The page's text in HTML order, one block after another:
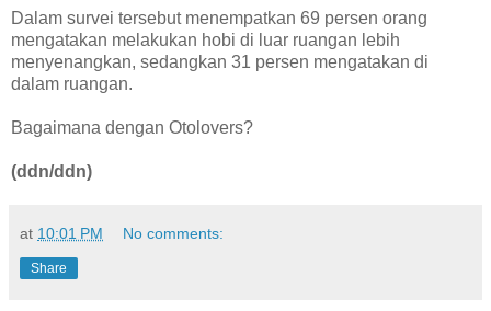
Dalam survei tersebut menempatkan 69 persen orang
mengatakan melakukan hobi di luar ruangan lebih
menyenangkan, sedangkan 31 persen mengatakan di
dalam ruangan.
Bagaimana dengan Otolovers?
(ddn/ddn)
at 10:01 PM No comments:
Share